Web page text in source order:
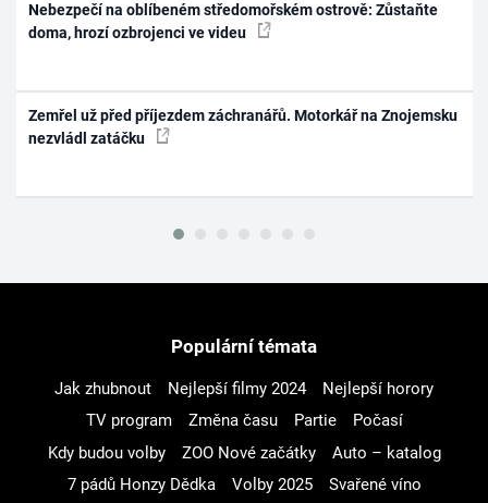
Nebezpečí na oblíbeném středomořském ostrově: Zůstaňte
doma, hrozí ozbrojenci ve videu
Zemřel už před příjezdem záchranářů. Motorkář na Znojemsku
nezvládl zatáčku
Populární témata
Jak zhubnout Nejlepší filmy 2024
Nejlepší horory
TV program
Změna času Partie
Počasí
Kdy budou volby
ZOO Nové začátky
Auto – katalog
7 pádů Honzy Dědka
Volby 2025
Svařené víno